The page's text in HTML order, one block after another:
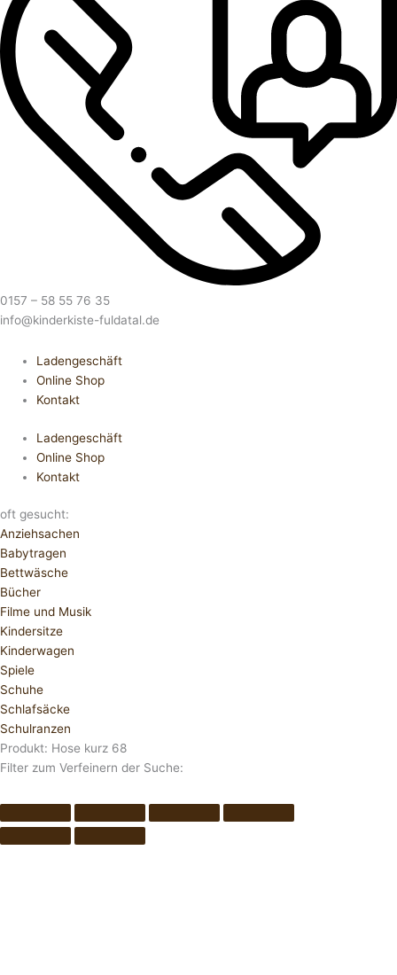
0157 – 58 55 76 35
info@kinderkiste-fuldatal.de
Ladengeschäft
Online Shop
Kontakt
Ladengeschäft
Online Shop
Kontakt
oft gesucht:
Anziehsachen
Babytragen
Bettwäsche
Bücher
Filme und Musik
Kindersitze
Kinderwagen
Spiele
Schuhe
Schlafsäcke
Schulranzen
Produkt: Hose kurz 68
Filter zum Verfeinern der Suche: